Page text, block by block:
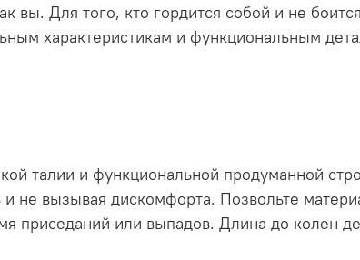
вы. Для того, кто гордится собой и не
характеристикам и функциональным
талии и функциональной продуманной
и не вызывая дискомфорта. Позвольте
приседаний или выпадов. Длина до колен